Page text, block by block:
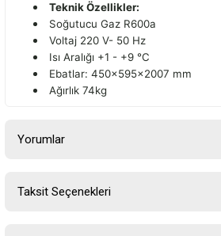
Teknik Özellikler:
Soğutucu Gaz R600a
Voltaj 220 V- 50 Hz
Isı Aralığı +1 - +9 °C
Ebatlar: 450x595x2007 mm
Ağırlık 74kg
Yorumlar
Taksit Seçenekleri